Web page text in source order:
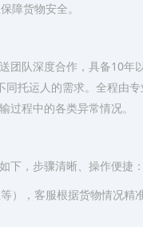
障货物安全。
团队深度合作，具备10年
托运人的需求。全程由
程中的各类异常情况。
下，步骤清晰、操作便捷：
），客服根据货物情况精